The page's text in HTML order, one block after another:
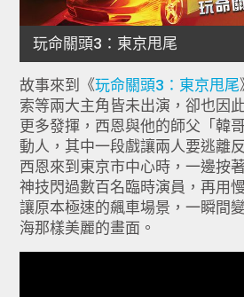
故事來到《玩命關頭3：東京甩尾
索等兩大主角皆未出演，卻也因
更多發揮，西恩與他的師父「韓
動人，其中一段戲讓兩人要逃離
西恩來到東京市中心時，一邊按
神技閃過數百名臨時演員，再用
讓原本極速的飆車場景，一瞬間
海那樣美麗的畫面。